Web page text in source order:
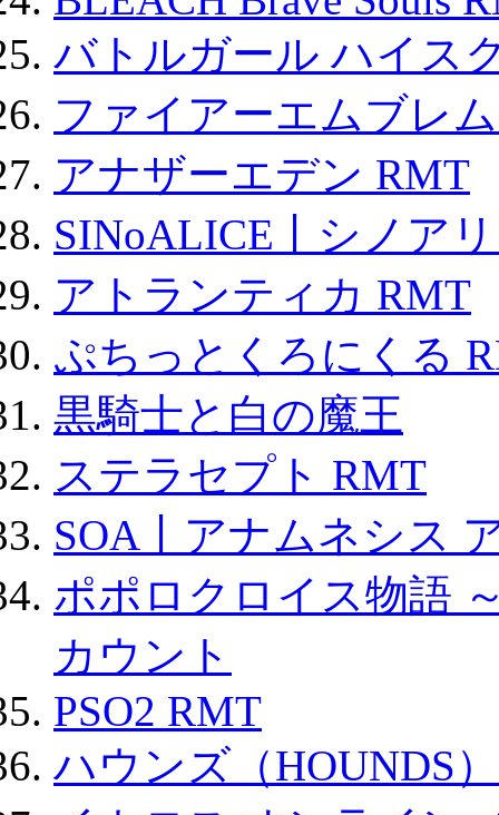
バトルガール ハイス
ファイアーエムブレ
アナザーエデン RMT
SINoALICE丨シノア
アトランティカ RMT
ぷちっとくろにくる
黒騎士と白の魔王
ステラセプト RMT
SOA丨アナムネシス
ポポロクロイス物語
カウント
PSO2 RMT
ハウンズ（HOUNDS